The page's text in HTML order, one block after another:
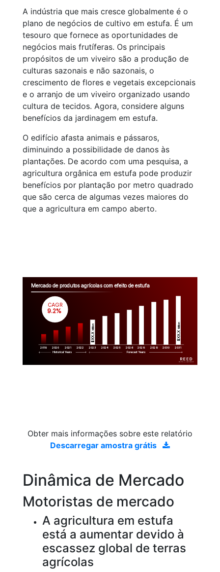
A indústria que mais cresce globalmente é o
plano de negócios de cultivo em estufa. É um
tesouro que fornece as oportunidades de
negócios mais frutíferas. Os principais
propósitos de um viveiro são a produção de
culturas sazonais e não sazonais, o
crescimento de flores e vegetais excepcionais
e o arranjo de um viveiro organizado usando
cultura de tecidos. Agora, considere alguns
benefícios da jardinagem em estufa.
O edifício afasta animais e pássaros,
diminuindo a possibilidade de danos às
plantações. De acordo com uma pesquisa, a
agricultura orgânica em estufa pode produzir
benefícios por plantação por metro quadrado
que são cerca de algumas vezes maiores do
que a agricultura em campo aberto.
Mercado de produtos agrícolas com efeito de estufa
2019 2020 2021 2022 2023 2024 2025 2026 2028 2029 2030 2031
$XX.X
Million
$XX.X
Million
CAGR
9.2%
Historical Years Forecast Years
Obter mais informações sobre este relatório
Descarregar amostra grátis
Dinâmica de Mercado
Motoristas de mercado
A agricultura em estufa
está a aumentar devido à
escassez global de terras
agrícolas